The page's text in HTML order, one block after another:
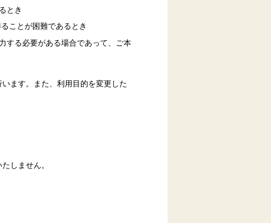
とき
ことが困難であるとき
する必要がある場合であって、ご本
ます。また、利用目的を変更した
しません。